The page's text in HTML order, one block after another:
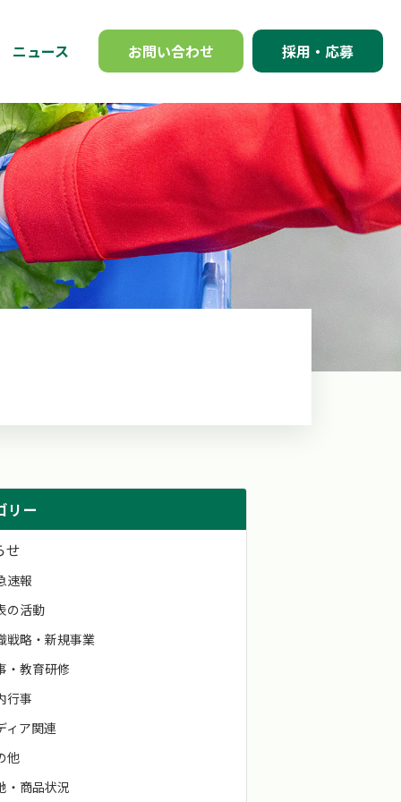
ニュース お問い合わせ 採用・応募
リー
せ
速報
の活動
戦略・新規事業
・教育研修
行事
ィア関連
他
・商品状況